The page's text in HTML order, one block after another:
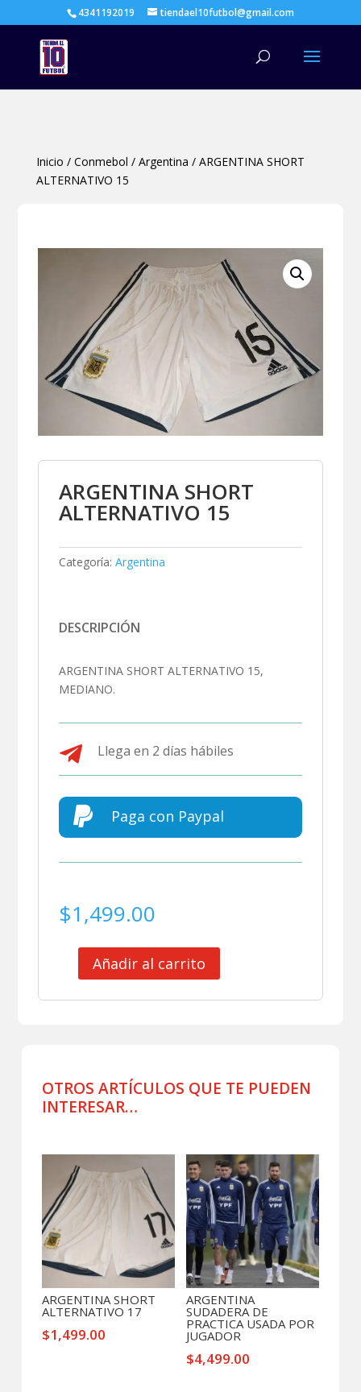
4341192019 tiendael10futbol@gmail.com
Inicio / Conmebol / Argentina / ARGENTINA SHORT
ALTERNATIVO 15
ARGENTINA SHORT
ALTERNATIVO 15
Categoría: Argentina
DESCRIPCIÓN
ARGENTINA SHORT ALTERNATIVO 15,
MEDIANO.
 Llega en 2 días hábiles
 Paga con Paypal
$1,499.00
ARGENTINAAñadir al carrito
OTROS ARTÍCULOS QUE TE PUEDEN
INTERESAR…
ARGENTINA SHORT
ALTERNATIVO 17
$1,499.00
ARGENTINA
SUDADERA DE
PRACTICA USADA POR
JUGADOR
$4,499.00